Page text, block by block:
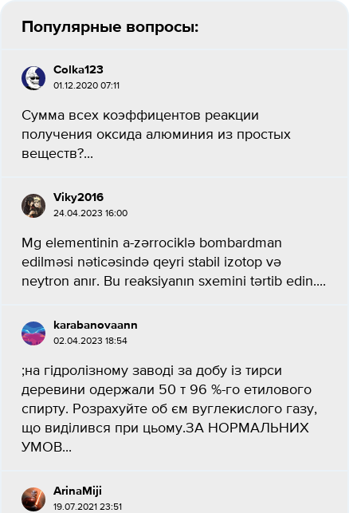
Популярные вопросы:
Colka123
01.12.2020 07:11
Сумма всех коэффицентов реакции
получения oксида алюминия из простых
веществ?...
Viky2016
24.04.2023 16:00
Mg elementinin a-zərrociklə bombardman
edilməsi nəticəsində qeyri stabil izotop və
neytron anır. Bu reaksiyanın sxemini tərtib edin....
karabanovaann
02.04.2023 18:54
;на гідролізному заводі за добу із тирси
деревини одержали 50 т 96 %-го етилового
спирту. Розрахуйте об єм вуглекислого газу,
що виділився при цьому.ЗА НОРМАЛЬНИХ
УМОВ...
ArinaMiji
19.07.2021 23:51